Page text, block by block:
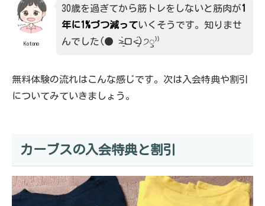
Kotono
30歳を過ぎてから筋トレをしないと筋肉が1
年に1%づつ減っていくそうです。知りませ
んでした(● ˃̶͈̀ロ˂̶͈́)੭ꠥ⁾⁾
無料体験の流れはこんな感じです。次は入会特典や割引
についてみていきましょう。
カーブスの入会特典と割引